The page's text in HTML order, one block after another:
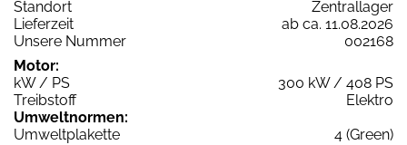
Standort
Zentrallager
Lieferzeit
ab ca. 11.08.2026
Unsere Nummer
002168
Motor:
kW / PS
300 kW / 408 PS
Treibstoff
Elektro
Umweltnormen:
Umweltplakette
4 (Green)